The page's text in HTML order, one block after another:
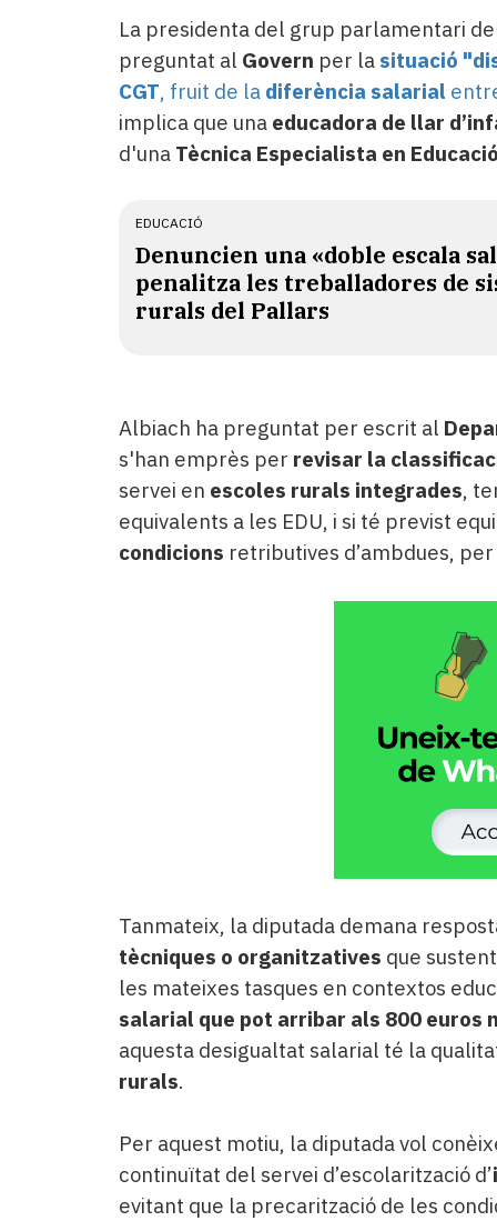
La presidenta del grup parlamentari
preguntat al Govern per la situació
CGT, fruit de la diferència salarial
implica que una educadora de llar
d'una Tècnica Especialista en
EDUCACIÓ
Denuncien una «doble escala
penalitza les treballadores de
rurals del Pallars
Albiach ha preguntat per escrit al
s'han emprès per revisar la
servei en escoles rurals integrades,
equivalents a les EDU, i si té previst
condicions retributives d’ambdues,
Tanmateix, la diputada demana
tècniques o organitzatives que
les mateixes tasques en contextos
salarial que pot arribar als 800 euros
aquesta desigualtat salarial té la
rurals.
Per aquest motiu, la diputada vol
continuïtat del servei d’escolarització d’
evitant que la precarització de les